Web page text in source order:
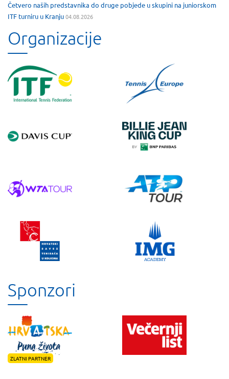
Četvero naših predstavnika do druge pobjede u skupini na juniorskom
ITF turniru u Kranju04.08.2026
Organizacije
Sponzori
ZLATNI PARTNER